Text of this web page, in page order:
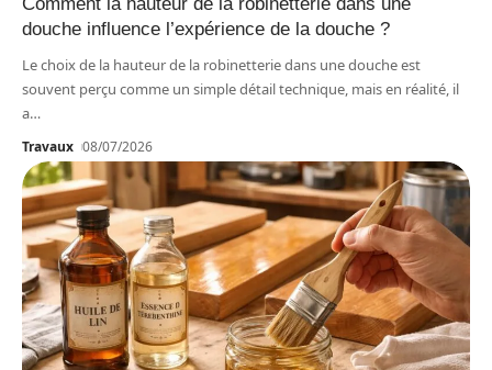
douche influence l’expérience de la douche ?
Le choix de la hauteur de la robinetterie dans une douche est
souvent perçu comme un simple détail technique, mais en réalité, il
a…
Travaux 08/07/2026